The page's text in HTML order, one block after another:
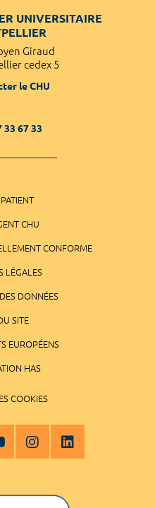
UNIVERSITAIRE
Giraud
cedex 5
le CHU
33 67 33
CHU
CONFORME
LÉGALES
DONNÉES
SITE
EUROPÉENS
HAS
COOKIES